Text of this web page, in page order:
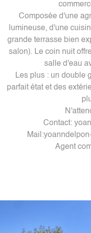
Composée d'une
lumineuse, d'une
grande terrasse bien
salon). Le coin nuit
salle d'eau
Les plus : un double
parfait état et des
Contact:
Agent